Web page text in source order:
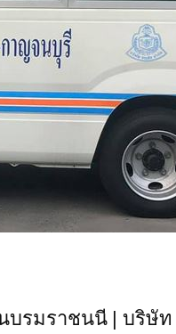
บรมราชนนี | บริษั